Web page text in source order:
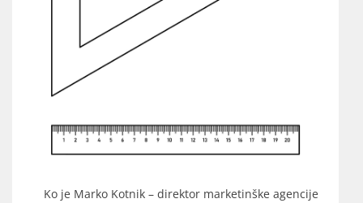
Ko je Marko Kotnik – direktor marketinške agencije